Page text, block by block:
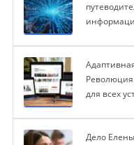
для всех
Дело